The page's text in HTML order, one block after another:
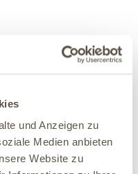
und Anzeigen zu
Medien anbieten
Website zu